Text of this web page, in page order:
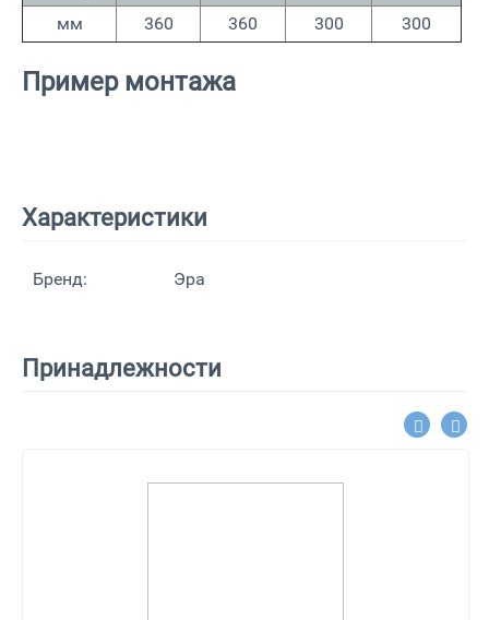
мм
360 360 300 300
Пример монтажа
Характеристики
Бренд: Эра
Принадлежности